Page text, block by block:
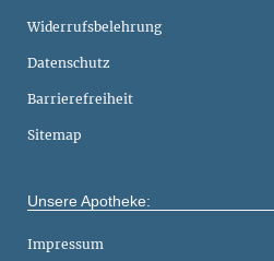
Widerrufsbelehrung
Datenschutz
Barrierefreiheit
Sitemap
Unsere Apotheke:
Impressum